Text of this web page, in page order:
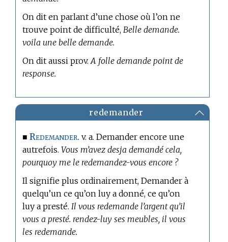
On dit en parlant d’une chose où l’on ne
trouve point de difficulté,Belle demande.
voila une belle demande.
On dit aussi prov.A folle demande point de
response.
redemander
■Redemander. v. a. Demander encore une
autrefois.Vous m’avez desja demandé cela,
pourquoy me le redemandez-vous encore ?
Il signifie plus ordinairement, Demander à
quelqu’un ce qu’on luy a donné, ce qu’on
luy a presté. Il vous redemande l’argent qu’il
vous a presté. rendez-luy ses meubles, il vous
les redemande.